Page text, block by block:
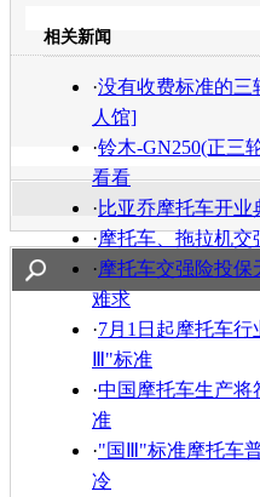
相关新闻
·没有收费标准的三
人馆]
·铃木-GN250(正三
看看
·比亚乔摩托车开业
·摩托车、拖拉机
·摩托车交强险投
难求
·7月1日起摩托车行
Ⅲ"标准
·中国摩托车生产将
准
·"国Ⅲ"标准摩托车
冷